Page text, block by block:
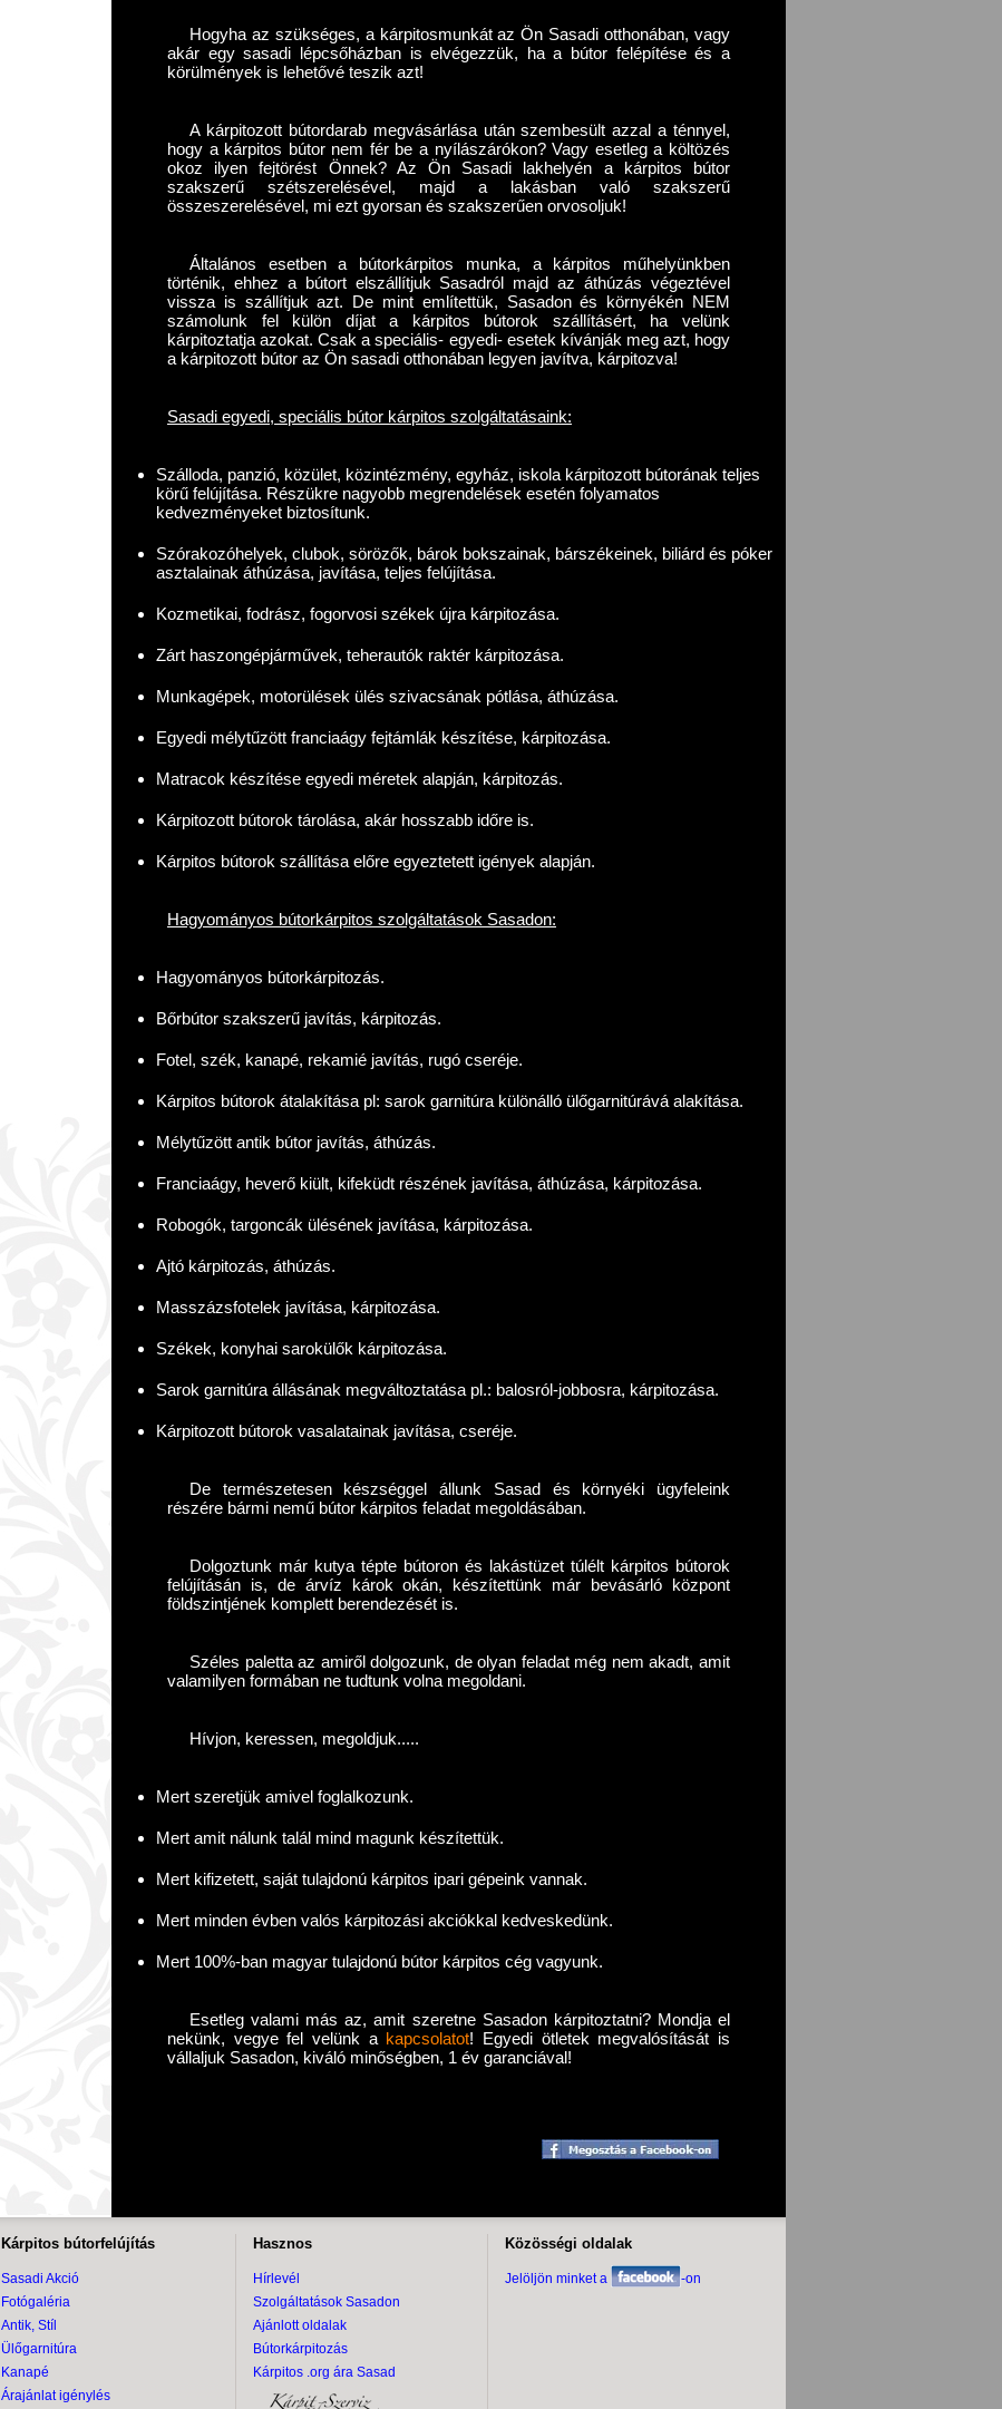
Hogyha az szükséges, a kárpitosmunkát az Ön Sasadi otthonában, vagy
akár egy sasadi lépcsőházban is elvégezzük, ha a bútor felépítése és a
körülmények is lehetővé teszik azt!
A kárpitozott bútordarab megvásárlása után szembesült azzal a ténnyel,
hogy a kárpitos bútor nem fér be a nyílászárókon? Vagy esetleg a költözés
okoz ilyen fejtörést Önnek? Az Ön Sasadi lakhelyén a kárpitos bútor
szakszerű szétszerelésével, majd a lakásban való szakszerű
összeszerelésével, mi ezt gyorsan és szakszerűen orvosoljuk!
Általános esetben a bútorkárpitos munka, a kárpitos műhelyünkben
történik, ehhez a bútort elszállítjuk Sasadról majd az áthúzás végeztével
vissza is szállítjuk azt. De mint említettük, Sasadon és környékén NEM
számolunk fel külön díjat a kárpitos bútorok szállításért, ha velünk
kárpitoztatja azokat. Csak a speciális- egyedi- esetek kívánják meg azt, hogy
a kárpitozott bútor az Ön sasadi otthonában legyen javítva, kárpitozva!
Sasadi egyedi, speciális bútor kárpitos szolgáltatásaink:
Szálloda, panzió, közület, közintézmény, egyház, iskola kárpitozott bútorának teljes
körű felújítása. Részükre nagyobb megrendelések esetén folyamatos
kedvezményeket biztosítunk.
Szórakozóhelyek, clubok, sörözők, bárok bokszainak, bárszékeinek, biliárd és póker
asztalainak áthúzása, javítása, teljes felújítása.
Kozmetikai, fodrász, fogorvosi székek újra kárpitozása.
Zárt haszongépjárművek, teherautók raktér kárpitozása.
Munkagépek, motorülések ülés szivacsának pótlása, áthúzása.
Egyedi mélytűzött franciaágy fejtámlák készítése, kárpitozása.
Matracok készítése egyedi méretek alapján, kárpitozás.
Kárpitozott bútorok tárolása, akár hosszabb időre is.
Kárpitos bútorok szállítása előre egyeztetett igények alapján.
Hagyományos bútorkárpitos szolgáltatások Sasadon:
Hagyományos bútorkárpitozás.
Bőrbútor szakszerű javítás, kárpitozás.
Fotel, szék, kanapé, rekamié javítás, rugó cseréje.
Kárpitos bútorok átalakítása pl: sarok garnitúra különálló ülőgarnitúrává alakítása.
Mélytűzött antik bútor javítás, áthúzás.
Franciaágy, heverő kiült, kifeküdt részének javítása, áthúzása, kárpitozása.
Robogók, targoncák ülésének javítása, kárpitozása.
Ajtó kárpitozás, áthúzás.
Masszázsfotelek javítása, kárpitozása.
Székek, konyhai sarokülők kárpitozása.
Sarok garnitúra állásának megváltoztatása pl.: balosról-jobbosra, kárpitozása.
Kárpitozott bútorok vasalatainak javítása, cseréje.
De természetesen készséggel állunk Sasad és környéki ügyfeleink
részére bármi nemű bútor kárpitos feladat megoldásában.
Dolgoztunk már kutya tépte bútoron és lakástüzet túlélt kárpitos bútorok
felújításán is, de árvíz károk okán, készítettünk már bevásárló központ
földszintjének komplett berendezését is.
Széles paletta az amiről dolgozunk, de olyan feladat még nem akadt, amit
valamilyen formában ne tudtunk volna megoldani.
Hívjon, keressen, megoldjuk.....
Mert szeretjük amivel foglalkozunk.
Mert amit nálunk talál mind magunk készítettük.
Mert kifizetett, saját tulajdonú kárpitos ipari gépeink vannak.
Mert minden évben valós kárpitozási akciókkal kedveskedünk.
Mert 100%-ban magyar tulajdonú bútor kárpitos cég vagyunk.
Esetleg valami más az, amit szeretne Sasadon kárpitoztatni? Mondja el
nekünk, vegye fel velünk a kapcsolatot! Egyedi ötletek megvalósítását is
vállaljuk Sasadon, kiváló minőségben, 1 év garanciával!
Kárpitos bútorfelújítás
Sasadi Akció
Fotógaléria
Antik, Stíl
Ülőgarnitúra
Kanapé
Árajánlat igénylés
Hasznos
Hírlevél
Szolgáltatások Sasadon
Ajánlott oldalak
Bútorkárpitozás
Kárpitos .org ára Sasad
Közösségi oldalak
Jelöljön minket a -on